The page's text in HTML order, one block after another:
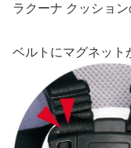
ラクーナ クッション
ベルトにマグネット